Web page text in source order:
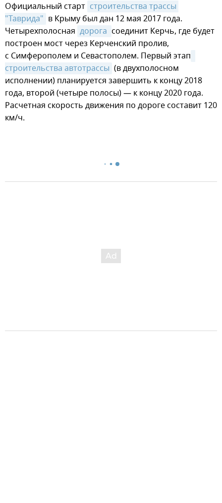
Официальный старт строительства трассы
"Таврида" в Крыму был дан 12 мая 2017 года.
Четырехполосная дорога соединит Керчь, где будет
построен мост через Керченский пролив,
с Симферополем и Севастополем. Первый этап
строительства автотрассы (в двухполосном
исполнении) планируется завершить к концу 2018
года, второй (четыре полосы) — к концу 2020 года.
Расчетная скорость движения по дороге составит 120
км/ч.